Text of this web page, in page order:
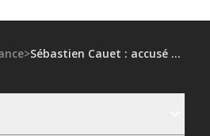
> Sébastien Cauet : accusé de faits gravissimes, l'animateur a été placé en garde à vue et sa compagne auditionnée, tous les détails !